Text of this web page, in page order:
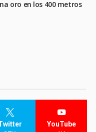
oro en los 400 metros
YouTube